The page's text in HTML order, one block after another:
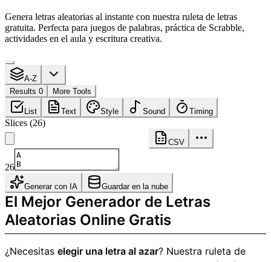
Genera letras aleatorias al instante con nuestra ruleta de letras
gratuita. Perfecta para juegos de palabras, práctica de Scrabble,
actividades en el aula y escritura creativa.
A-Z
Results 0
More Tools
List Text Style Sound Timing
Slices (26)
CSV
26
Generar con IA Guardar en la nube
El Mejor Generador de Letras
Aleatorias Online Gratis
¿Necesitas elegir una letra al azar? Nuestra ruleta de